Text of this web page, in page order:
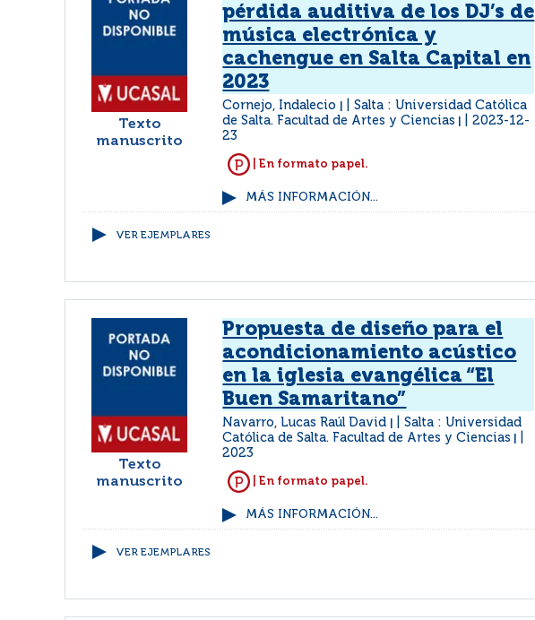
Texto
manuscrito
pérdida auditiva de los DJ’s de
música electrónica y
cachengue en Salta Capital en
2023
Cornejo, Indalecio
Salta : Universidad Católica
de Salta. Facultad de Artes y Ciencias
2023-12-
23
| En formato papel.
MÁS INFORMACIÓN...
VER EJEMPLARES
Texto
manuscrito
Propuesta de diseño para el
acondicionamiento acústico
en la iglesia evangélica “El
Buen Samaritano”
Navarro, Lucas Raúl David
Salta : Universidad
Católica de Salta. Facultad de Artes y Ciencias
2023
| En formato papel.
MÁS INFORMACIÓN...
VER EJEMPLARES